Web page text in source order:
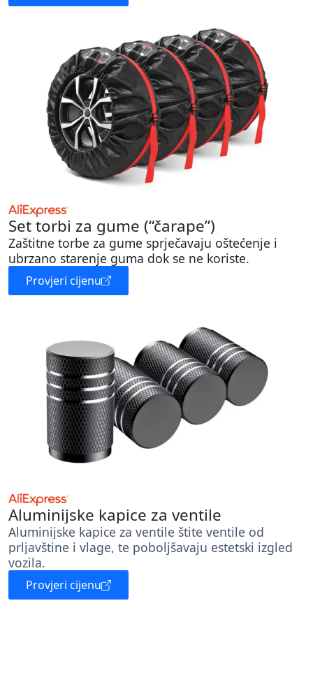
Set torbi za gume (“čarape”)
Zaštitne torbe za gume sprječavaju oštećenje i
ubrzano starenje guma dok se ne koriste.
Provjeri cijenu
Aluminijske kapice za ventile
Aluminijske kapice za ventile štite ventile od
prljavštine i vlage, te poboljšavaju estetski izgled
vozila.
Provjeri cijenu